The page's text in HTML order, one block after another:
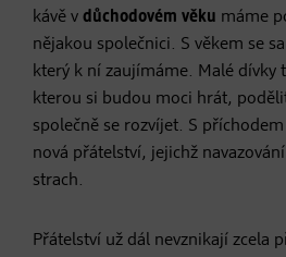
kávě v důchodovém věku máme
nějakou společnici. S věkem se
který k ní zaujímáme. Malé dívky
kterou si budou moci hrát,
společně se rozvíjet. S
nová přátelství, jejichž
strach.
Přátelství už dál nevznikají zcela